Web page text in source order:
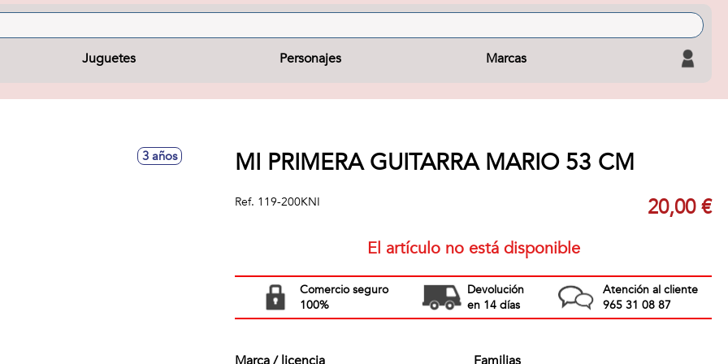
Juguetes Personajes Marcas
3 años MI PRIMERA GUITARRA MARIO 53 CM
Ref. 119-200KNI 20,00 €
El artículo no está disponible
Comercio seguro
100%
Devolución
en 14 días
Atención al cliente
965 31 08 87